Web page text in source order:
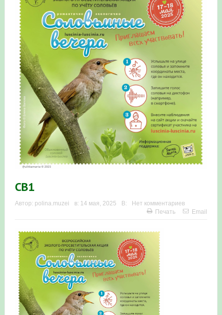
кольца
Итоги акции «Весенняя перекличка-2026» в
Республике Башкортостан
«Весенняя перекличка-2026» — 21-31 мая 2026
Мероприятие для ребят из дневного лагеря центра
олимпиадного движения «Аврора»
Фотофиксация и осмотр птенцов сапсанов на крыше
Уралсиба в Уфе в 2026 г.
Участие башкирских орнитологов и бердвотчеров в
«Весенняя перекличка-2026» — 11-20 мая 2026
Мониторинг орнитофауны на постоянных маршрутах
в Республике Башкортостан в 2026 году
СВ1
Автор: polina.muzei в: 14 мая, 2025 В:
Нет комментариев
Печать
Email